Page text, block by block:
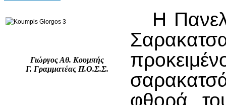
Γιώργος Αθ. Κουμπής
Γ. Γραμματέας Π.Ο.Σ.Σ.
Η
φθορά